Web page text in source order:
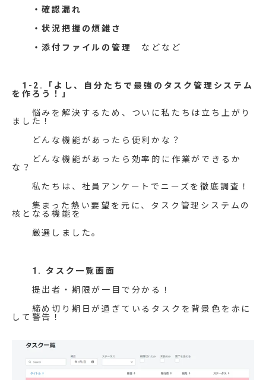
・確認漏れ
・状況把握の煩雑さ
・添付ファイルの管理
などなど
1-2.「よし、自分たちで最強のタスク管理システム
を作ろう！」
悩みを解決するため、ついに私たちは立ち上がり
ました！
どんな機能があったら便利かな？
どんな機能があったら効率的に作業ができるか
な？
私たちは、社員アンケートでニーズを徹底調査！
集まった熱い要望を元に、タスク管理システムの
核となる機能を
厳選しました。
1. タスク一覧画面
提出者・期限が一目で分かる！
締め切り期日が過ぎているタスクを背景色を赤に
して警告！